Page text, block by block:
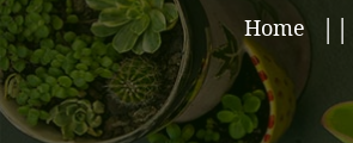
Home